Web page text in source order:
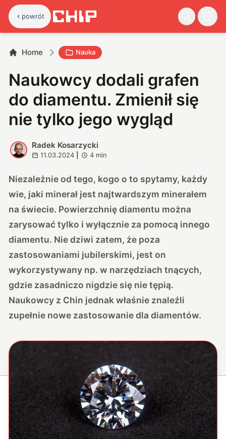
powrót
Home Nauka
Naukowcy dodali grafen
do diamentu. Zmienił się
nie tylko jego wygląd
R
Radek Kosarzycki
11.03.2024 4 min
Niezależnie od tego, kogo o to spytamy, każdy
wie, jaki minerał jest najtwardszym minerałem
na świecie. Powierzchnię diamentu można
zarysować tylko i wyłącznie za pomocą innego
diamentu. Nie dziwi zatem, że poza
zastosowaniami jubilerskimi, jest on
wykorzystywany np. w narzędziach tnących,
gdzie zasadniczo nigdzie się nie tępią.
Naukowcy z Chin jednak właśnie znaleźli
zupełnie nowe zastosowanie dla diamentów.